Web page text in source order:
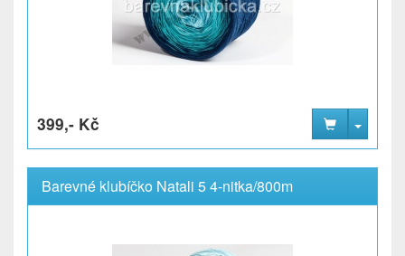
399,- Kč
Barevné klubíčko Natali 5 4-nitka/800m